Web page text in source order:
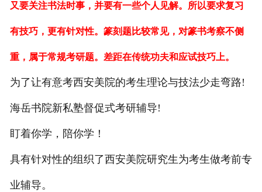
又要关注书法时事，并要有一些个人见解。所以要求复习
有技巧，更有针对性。篆刻题比较常见，对篆书考察不侧
重，属于常规考研题。差距在传统功夫和应试技巧上。
为了让有意考西安美院的考生理论与技法少走弯路!
海岳书院新私塾督促式考研辅导!
盯着你学，陪你学！
具有针对性的组织了西安美院研究生为考生做考前专
业辅导。